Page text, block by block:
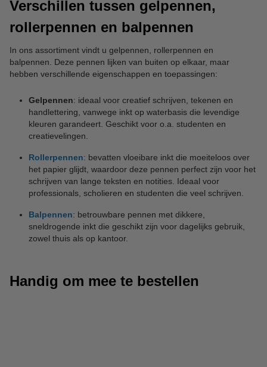
Verschillen tussen gelpennen,
rollerpennen en balpennen
In ons assortiment vindt u gelpennen, rollerpennen en
balpennen. Deze pennen lijken van buiten op elkaar, maar
hebben verschillende eigenschappen en toepassingen:
Gelpennen: ideaal voor creatief schrijven, tekenen en
handlettering, vanwege inkt op waterbasis die levendige
kleuren garandeert. Geschikt voor o.a. studenten en
creatievelingen.
Rollerpennen: bevatten vloeibare inkt die moeiteloos over
het papier glijdt, waardoor deze pennen perfect zijn voor het
schrijven van lange teksten en notities. Ideaal voor
professionals, scholieren en studenten die veel schrijven.
Balpennen: betrouwbare pennen met dikkere,
sneldrogende inkt die geschikt zijn voor dagelijks gebruik,
zowel thuis als op kantoor.
Handig om mee te bestellen